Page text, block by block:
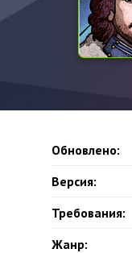
Обновлено:
Версия:
Требования:
Жанр: